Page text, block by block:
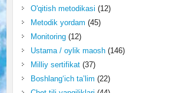
O'qitish metodikasi (12)
Metodik yordam (45)
Monitoring(12)
Ustama / oylik maosh(146)
Milliy sertifikat(37)
Boshlang‘ich ta’lim (22)